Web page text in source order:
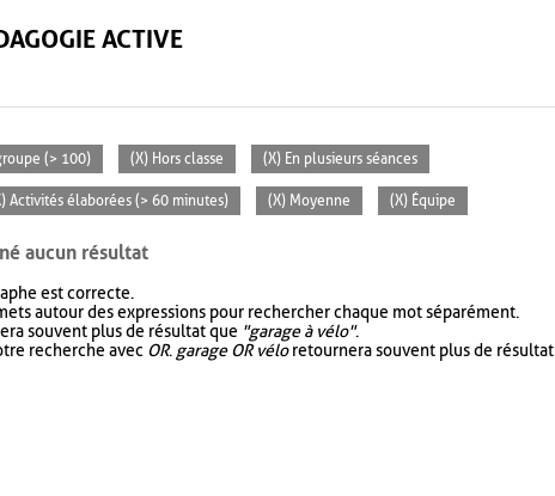
ACTIVE
(> 100) (X) Hors classe (X) En plusieurs séances
Activités élaborées (> 60 minutes) (X) Moyenne (X) Équipe
aucun résultat
est correcte.
autour des expressions pour rechercher chaque mot séparément.
souvent plus de résultat que "garage à vélo".
recherche avec OR. garage OR véloretournera souvent plus de résultat